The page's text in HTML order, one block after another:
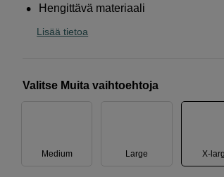
Hengittävä materiaali
Lisää tietoa
Valitse Muita vaihtoehtoja
Medium Large X-